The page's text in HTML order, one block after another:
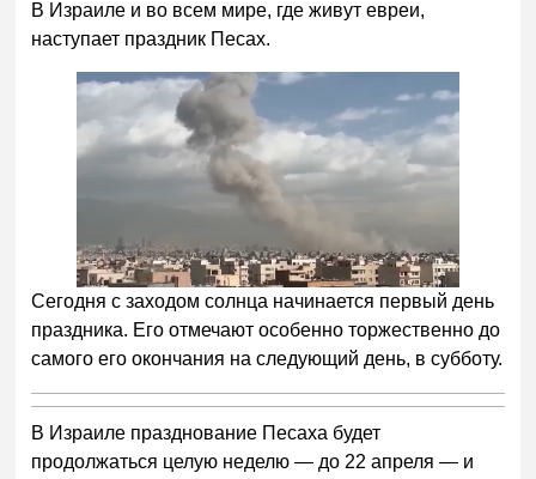
В Израиле и во всем мире, где живут евреи,
наступает праздник Песах.
Сегодня с заходом солнца начинается первый день
праздника. Его отмечают особенно торжественно до
самого его окончания на следующий день, в субботу.
В Израиле празднование Песаха будет
продолжаться целую неделю — до 22 апреля — и